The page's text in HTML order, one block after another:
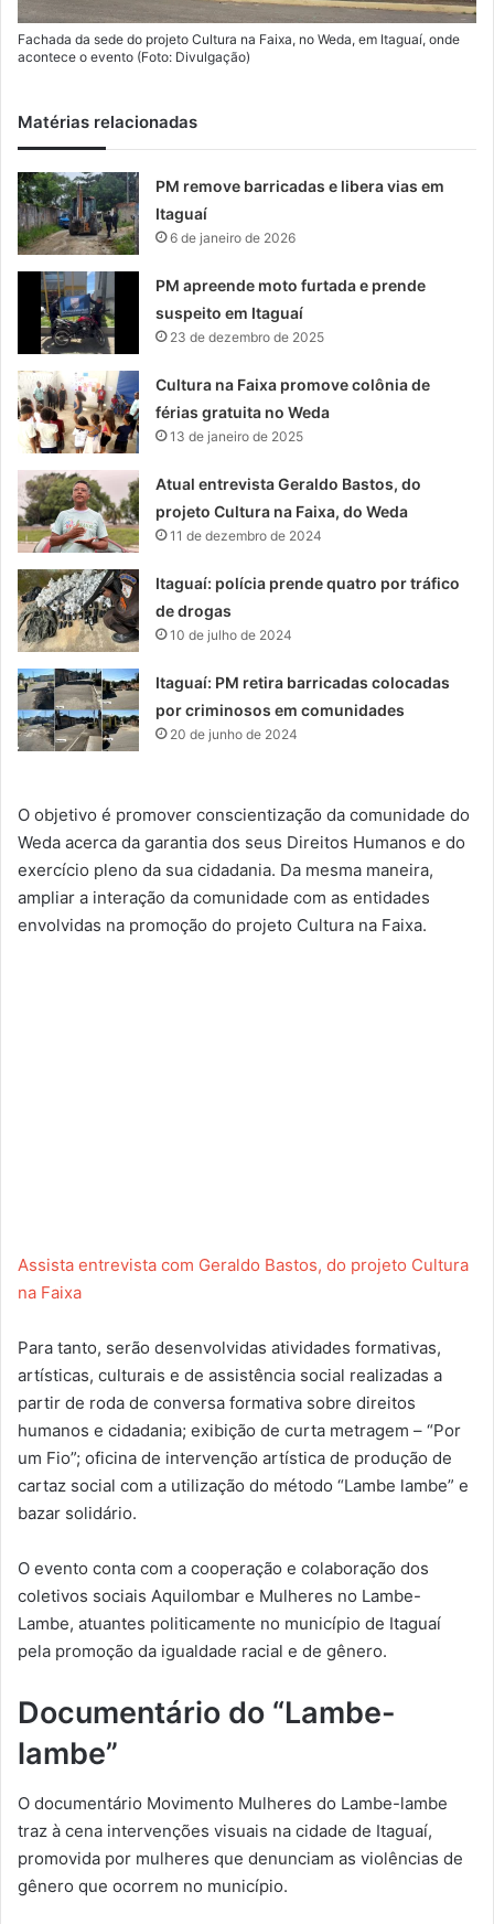
Fachada da sede do projeto Cultura na Faixa, no Weda, em Itaguaí, onde
acontece o evento (Foto: Divulgação)
Matérias relacionadas
PM remove barricadas e libera vias em
Itaguaí
6 de janeiro de 2026
PM apreende moto furtada e prende
suspeito em Itaguaí
23 de dezembro de 2025
Cultura na Faixa promove colônia de
férias gratuita no Weda
13 de janeiro de 2025
Atual entrevista Geraldo Bastos, do
projeto Cultura na Faixa, do Weda
11 de dezembro de 2024
Itaguaí: polícia prende quatro por tráfico
de drogas
10 de julho de 2024
Itaguaí: PM retira barricadas colocadas
por criminosos em comunidades
20 de junho de 2024
O objetivo é promover conscientização da comunidade do
Weda acerca da garantia dos seus Direitos Humanos e do
exercício pleno da sua cidadania. Da mesma maneira,
ampliar a interação da comunidade com as entidades
envolvidas na promoção do projeto Cultura na Faixa.
Assista entrevista com Geraldo Bastos, do projeto Cultura
na Faixa
Para tanto, serão desenvolvidas atividades formativas,
artísticas, culturais e de assistência social realizadas a
partir de roda de conversa formativa sobre direitos
humanos e cidadania; exibição de curta metragem – “Por
um Fio”; oficina de intervenção artística de produção de
cartaz social com a utilização do método “Lambe lambe” e
bazar solidário.
O evento conta com a cooperação e colaboração dos
coletivos sociais Aquilombar e Mulheres no Lambe-
Lambe, atuantes politicamente no município de Itaguaí
pela promoção da igualdade racial e de gênero.
Documentário do “Lambe-
lambe”
O documentário Movimento Mulheres do Lambe-lambe
traz à cena intervenções visuais na cidade de Itaguaí,
promovida por mulheres que denunciam as violências de
gênero que ocorrem no município.